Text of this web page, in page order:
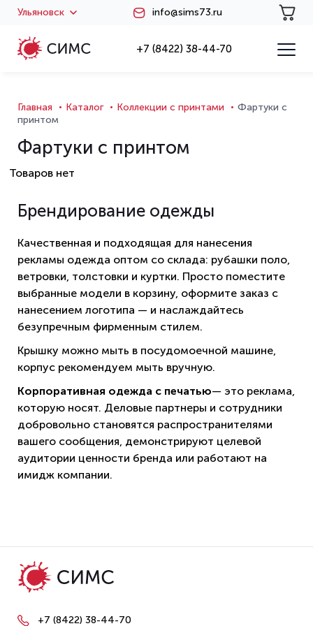
Ульяновск info@sims73.ru
+7 (8422) 38-44-70
Главная Каталог Коллекции с принтами
Фартуки с
принтом
Фартуки с принтом
Товаров нет
Брендирование одежды
Качественная и подходящая для нанесения
рекламы одежда оптом со склада: рубашки поло,
ветровки, толстовки и куртки. Просто поместите
выбранные модели в корзину, оформите заказ с
нанесением логотипа — и наслаждайтесь
безупречным фирменным стилем.
Крышку можно мыть в посудомоечной машине,
корпус рекомендуем мыть вручную.
Корпоративная одежда с печатью— это реклама,
которую носят. Деловые партнеры и сотрудники
добровольно становятся распространителями
вашего сообщения, демонстрируют целевой
аудитории ценности бренда или работают на
имидж компании.
+7 (8422) 38-44-70